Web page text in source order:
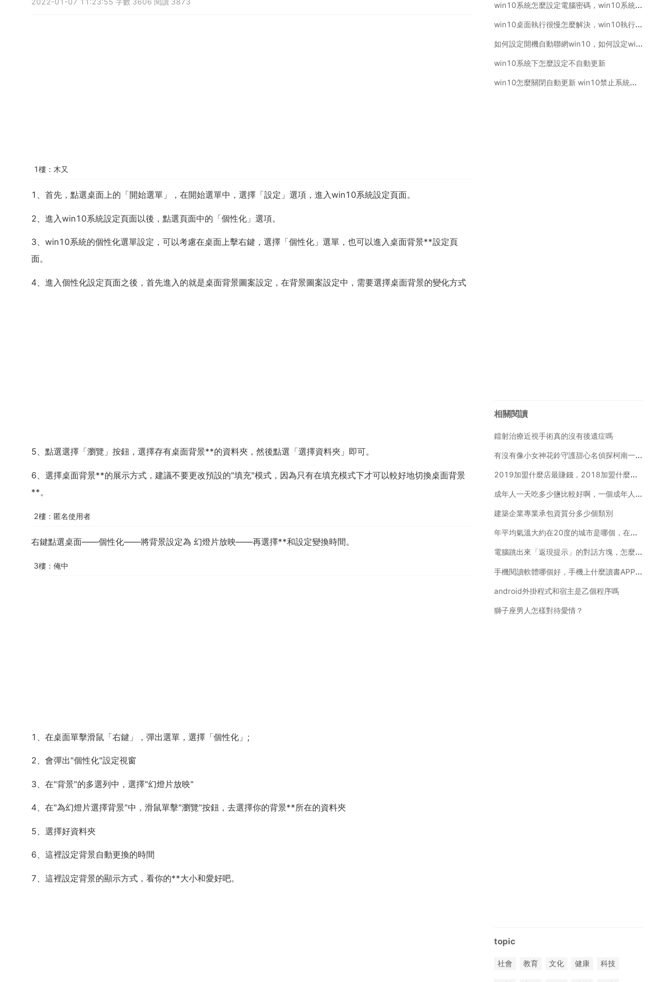
2022-01-07 11:23:55 字數 3606 閱讀 3873
1樓：木又
1、首先，點選桌面上的「開始選單」，在開始選單中，選擇「設定」選項，進入win10系統設定頁面。
2、進入win10系統設定頁面以後，點選頁面中的「個性化」選項。
3、win10系統的個性化選單設定，可以考慮在桌面上擊右鍵，選擇「個性化」選單，也可以進入桌面背景**設定頁
面。
4、進入個性化設定頁面之後，首先進入的就是桌面背景圖案設定，在背景圖案設定中，需要選擇桌面背景的變化方式
5、點選選擇「瀏覽」按鈕，選擇存有桌面背景**的資料夾，然後點選「選擇資料夾」即可。
6、選擇桌面背景**的展示方式，建議不要更改預設的"填充"模式，因為只有在填充模式下才可以較好地切換桌面背景
**。
2樓：匿名使用者
右鍵點選桌面——個性化——將背景設定為 幻燈片放映——再選擇**和設定變換時間。
3樓：俺中
1、在桌面單擊滑鼠「右鍵」，彈出選單，選擇「個性化」;
2、會彈出"個性化"設定視窗
3、在"背景"的多選列中，選擇"幻燈片放映"
4、在"為幻燈片選擇背景"中，滑鼠單擊"瀏覽"按鈕，去選擇你的背景**所在的資料夾
5、選擇好資料夾
6、這裡設定背景自動更換的時間
7、這裡設定背景的顯示方式，看你的**大小和愛好吧。
win10系統怎麼設定電腦密碼，win10系統的電腦密碼怎麼設定
win10桌面執行很慢怎麼解決，win10執行很慢怎麼辦
如何設定開機自動聯網win10，如何設定win10系統開機自動聯網方法
win10系統下怎麼設定不自動更新
win10怎麼關閉自動更新 win10禁止系統更新
相關閱讀
鐳射治療近視手術真的沒有後遺症嗎
有沒有像小女神花鈴守護甜心名偵探柯南一樣好看的動漫
2019加盟什麼店最賺錢，2018加盟什麼店最賺錢
成年人一天吃多少鹽比較好啊，一個成年人一天吃多少鹽比較好啊？
建築企業專業承包資質分多少個類別
年平均氣溫大約在20度的城市是哪個，在中國
電腦跳出來「返現提示」的對話方塊，怎麼去掉啊？
手機閱讀軟體哪個好，手機上什麼讀書APP最好啊
android外掛程式和宿主是乙個程序嗎
獅子座男人怎樣對待愛情？
topic
社會 教育 文化 健康 科技